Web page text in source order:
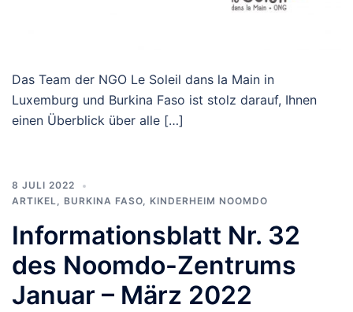
Das Team der NGO Le Soleil dans la Main in
Luxemburg und Burkina Faso ist stolz darauf, Ihnen
einen Überblick über alle […]
8 JULI 2022
ARTIKEL, BURKINA FASO, KINDERHEIM NOOMDO
Informationsblatt Nr. 32
des Noomdo-Zentrums
Januar – März 2022